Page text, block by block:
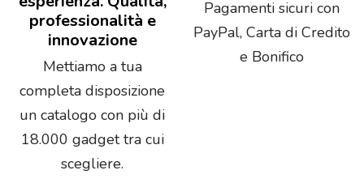
professionalità e
innovazione
Mettiamo a tua
completa disposizione
un catalogo con più di
18.000 gadget tra cui
scegliere.
Pagamenti sicuri con
PayPal, Carta di Credito
e Bonifico